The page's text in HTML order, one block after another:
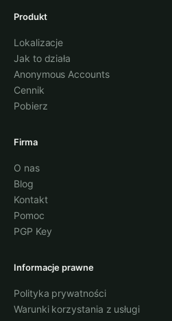
Produkt
Lokalizacje
Jak to działa
Anonymous Accounts
Cennik
Pobierz
Firma
O nas
Blog
Kontakt
Pomoc
PGP Key
Informacje prawne
Polityka prywatności
Warunki korzystania z usługi